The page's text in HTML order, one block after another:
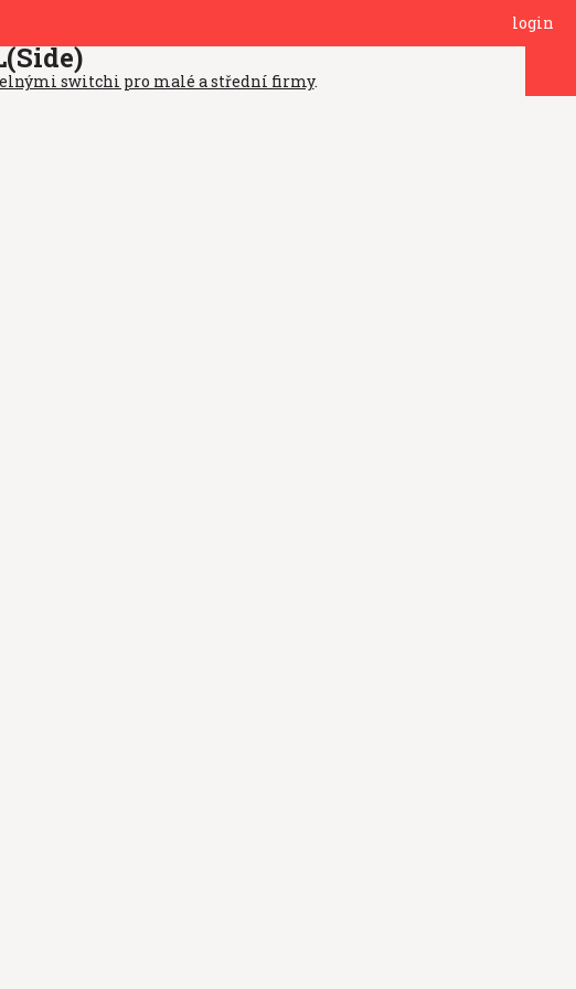
login
switchi pro malé a střední firmy.